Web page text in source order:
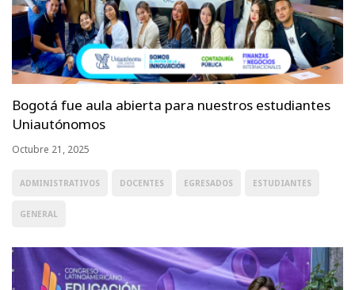
Bogotá fue aula abierta para nuestros estudiantes
Uniautónomos
Octubre 21, 2025
ADMINISTRATIVOS DOCENTES EGRESADOS ESTUDIANTES
GENERAL